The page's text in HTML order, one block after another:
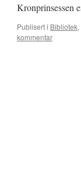
Kronprinsessen
Publisert i Bibliotek,
kommentar